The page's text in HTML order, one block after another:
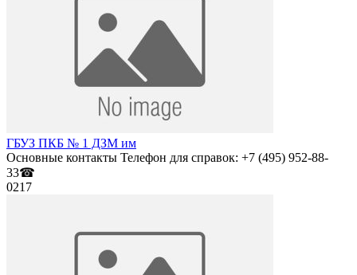
ГБУЗ ПКБ № 1 ДЗМ им
Основные контакты Телефон для справок: +7 (495) 952-88-
33☎
0217